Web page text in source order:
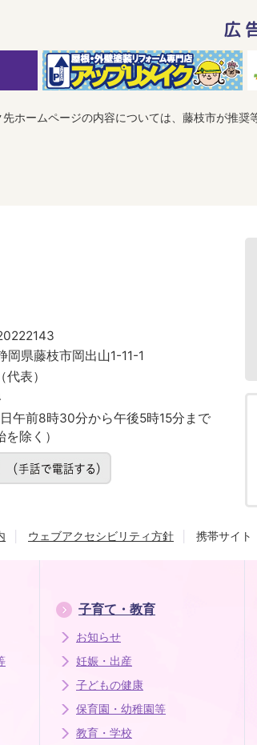
広
ホームページの内容については、藤枝市が推奨
県藤枝市岡出山1-11-1
表）
午前8時30分から午後5時15分まで
を除く）
ウェブアクセシビリティ方針 携帯サイト
子育て・教育
お知らせ
妊娠・出産
子どもの健康
保育園・幼稚園等
教育・学校